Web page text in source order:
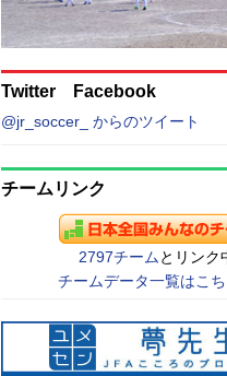
Twitter Facebook
@jr_soccer_ からのツイート
チームリンク
2797チーム とリンク
チームデータ一覧はこ